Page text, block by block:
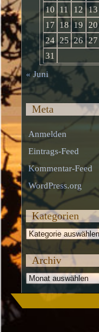
10
11 12 13
17
18 19 20
24 25 26 27
31
« Juni
Meta
Anmelden
Eintrags-Feed
Kommentar-Feed
WordPress.org
Kategorien
Kategorien
Archiv
Archiv